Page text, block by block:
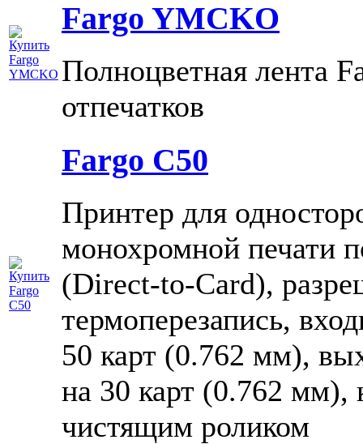
Fargo YMCKO
Полноцветная лента
отпечатков
Fargo C50
Принтер для
монохромной печати
(Direct-to-Card),
термоперезапись,
50 карт (0.762 мм),
на 30 карт (0.762 мм),
чистящим роликом